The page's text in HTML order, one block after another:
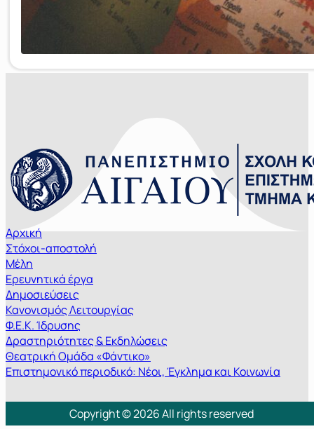
Αρχική
Στόχοι-αποστολή
Μέλη
Ερευνητικά έργα
Δημοσιεύσεις
Κανονισμός Λειτουργίας
Φ.Ε.Κ. Ίδρυσης
Δραστηριότητες & Εκδηλώσεις
Θεατρική Ομάδα «Φάντικο»
Επιστημονικό περιοδικό: Νέοι, Έγκλημα και Κοινωνία
Copyright © 2026 All rights reserved